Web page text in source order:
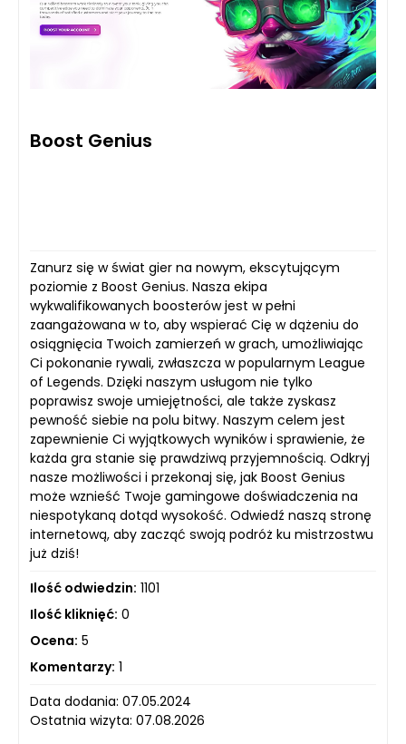
Boost Genius
Zanurz się w świat gier na nowym, ekscytującym
poziomie z Boost Genius. Nasza ekipa
wykwalifikowanych boosterów jest w pełni
zaangażowana w to, aby wspierać Cię w dążeniu do
osiągnięcia Twoich zamierzeń w grach, umożliwiając
Ci pokonanie rywali, zwłaszcza w popularnym League
of Legends. Dzięki naszym usługom nie tylko
poprawisz swoje umiejętności, ale także zyskasz
pewność siebie na polu bitwy. Naszym celem jest
zapewnienie Ci wyjątkowych wyników i sprawienie, że
każda gra stanie się prawdziwą przyjemnością. Odkryj
nasze możliwości i przekonaj się, jak Boost Genius
może wznieść Twoje gamingowe doświadczenia na
niespotykaną dotąd wysokość. Odwiedź naszą stronę
internetową, aby zacząć swoją podróż ku mistrzostwu
już dziś!
Ilość odwiedzin: 1101
Ilość kliknięć: 0
Ocena: 5
Komentarzy: 1
Data dodania: 07.05.2024
Ostatnia wizyta: 07.08.2026